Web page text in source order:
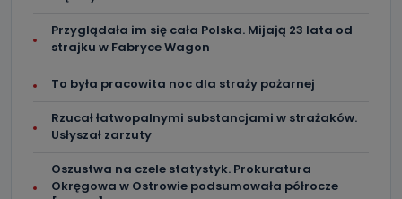
Przyglądała im się cała Polska. Mijają 23 lata od
strajku w Fabryce Wagon
To była pracowita noc dla straży pożarnej
Rzucał łatwopalnymi substancjami w strażaków.
Usłyszał zarzuty
Oszustwa na czele statystyk. Prokuratura
Okręgowa w Ostrowie podsumowała półrocze